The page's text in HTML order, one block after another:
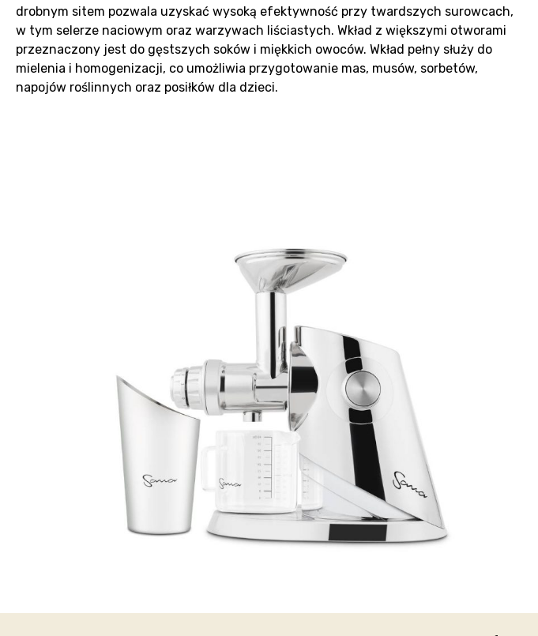
drobnym sitem pozwala uzyskać wysoką efektywność przy twardszych surowcach,
w tym selerze naciowym oraz warzywach liściastych. Wkład z większymi otworami
przeznaczony jest do gęstszych soków i miękkich owoców. Wkład pełny służy do
mielenia i homogenizacji, co umożliwia przygotowanie mas, musów, sorbetów,
napojów roślinnych oraz posiłków dla dzieci.